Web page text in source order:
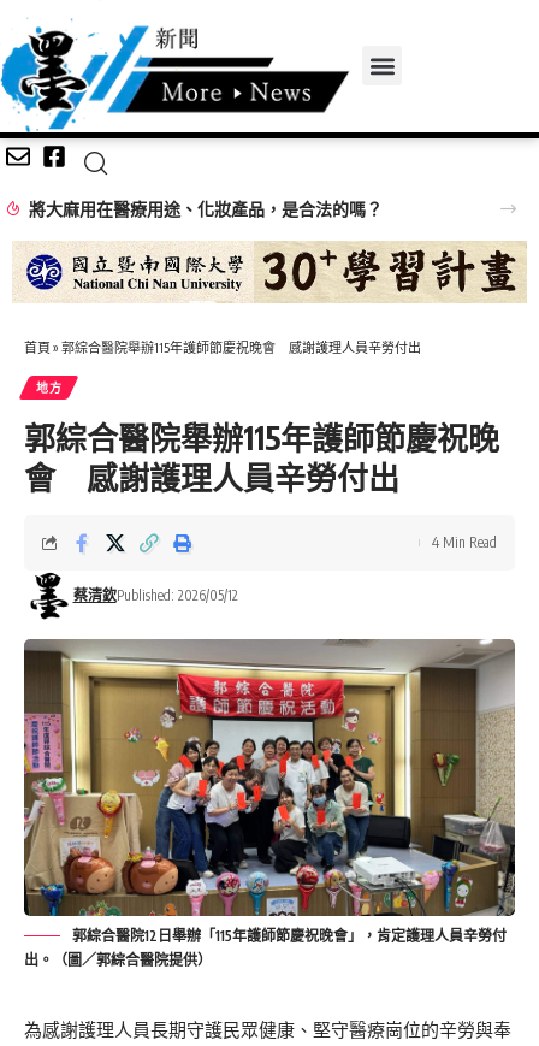
將大麻用在醫療用途、化妝產品，是合法的嗎？
首頁 » 郭綜合醫院舉辦115年護師節慶祝晚會 感謝護理人員辛勞付出
地方
郭綜合醫院舉辦115年護師節慶祝晚
會 感謝護理人員辛勞付出
蔡清欽Published: 2026/05/12
4 Min Read
郭綜合醫院12日舉辦「115年護師節慶祝晚會」，肯定護理人員辛勞付
出。（圖／郭綜合醫院提供）
為感謝護理人員長期守護民眾健康、堅守醫療崗位的辛勞與奉